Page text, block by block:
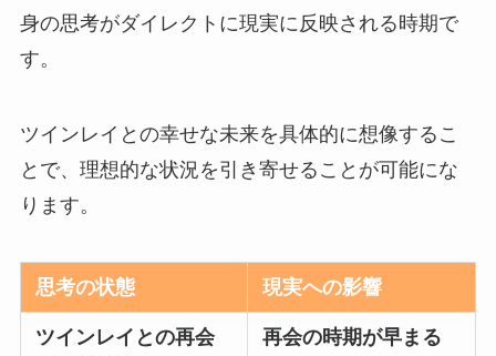
身の思考がダイレクトに現実に反映される時期で
す。
ツインレイとの幸せな未来を具体的に想像するこ
とで、理想的な状況を引き寄せることが可能にな
ります。
思考の状態 現実への影響
ツインレイとの再会
再会の時期が早まる